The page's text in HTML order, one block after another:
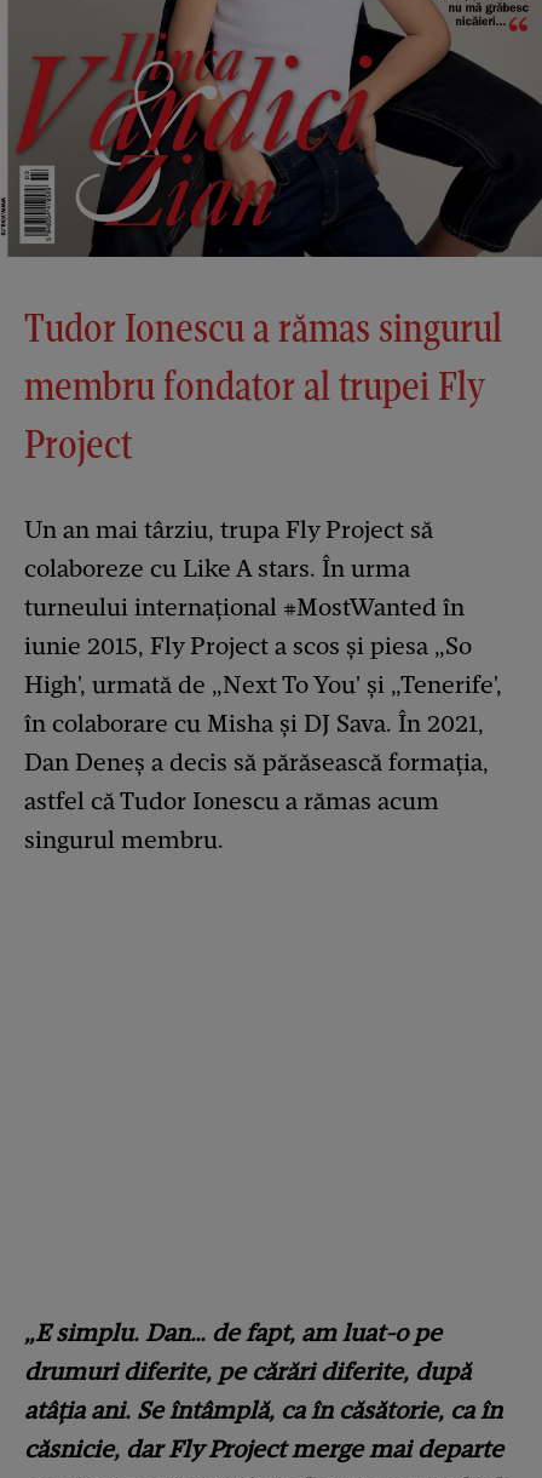
Tudor Ionescu a rămas singurul
membru fondator al trupei Fly
Project
Un an mai târziu, trupa Fly Project să
colaboreze cu Like A stars. În urma
turneului internațional #MostWanted în
iunie 2015, Fly Project a scos și piesa „So
High', urmată de „Next To You' și „Tenerife',
în colaborare cu Misha și DJ Sava. În 2021,
Dan Deneș a decis să părăsească formația,
astfel că Tudor Ionescu a rămas acum
singurul membru.
„E simplu. Dan… de fapt, am luat-o pe
drumuri diferite, pe cărări diferite, după
atâția ani. Se întâmplă, ca în căsătorie, ca în
căsnicie, dar Fly Project merge mai departe